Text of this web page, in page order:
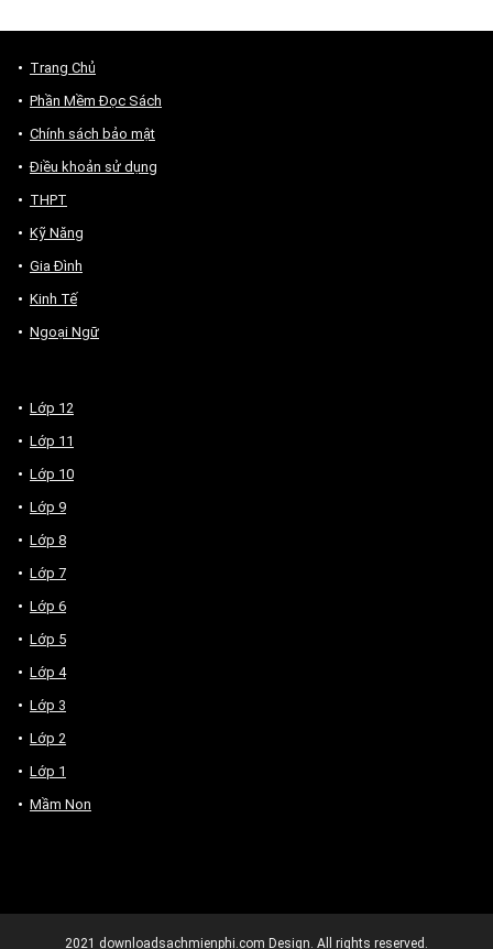
Trang Chủ
Phần Mềm Đọc Sách
Chính sách bảo mật
Điều khoản sử dụng
THPT
Kỹ Năng
Gia Đình
Kinh Tế
Ngoại Ngữ
Lớp 12
Lớp 11
Lớp 10
Lớp 9
Lớp 8
Lớp 7
Lớp 6
Lớp 5
Lớp 4
Lớp 3
Lớp 2
Lớp 1
Mầm Non
2021 downloadsachmienphi.com Design. All rights reserved.